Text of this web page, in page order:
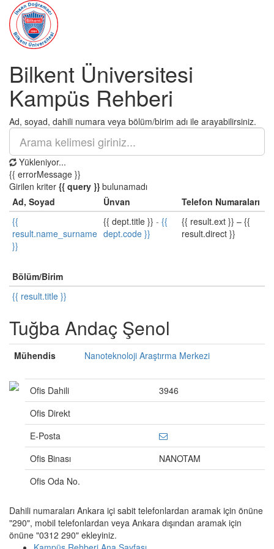
Bilkent Üniversitesi
Kampüs Rehberi
Ad, soyad, dahili numara veya bölüm/birim adı ile arayabilirsiniz.
Yükleniyor...
{{ errorMessage }}
Girilen kriter {{ query }} bulunamadı
Ad, Soyad
Ünvan
Telefon Numaraları
{{
result.name_surname
}}
{{ dept.title }} - {{
dept.code }}
{{ result.ext }} – {{
result.direct }}
Bölüm/Birim
{{ result.title }}
Tuğba Andaç Şenol
Mühendis Nanoteknoloji Araştırma Merkezi
Ofis Dahili
3946
Ofis Direkt
E-Posta
Ofis Binası
NANOTAM
Ofis Oda No.
Dahili numaraları Ankara içi sabit telefonlardan aramak için önüne
"290", mobil telefonlardan veya Ankara dışından aramak için
önüne "0312 290" ekleyiniz.